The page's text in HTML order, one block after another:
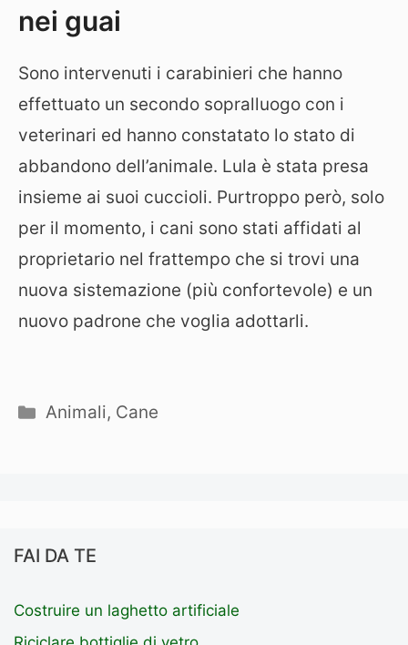
nei guai
Sono intervenuti i carabinieri che hanno
effettuato un secondo sopralluogo con i
veterinari ed hanno constatato lo stato di
abbandono dell’animale. Lula è stata presa
insieme ai suoi cuccioli. Purtroppo però, solo
per il momento, i cani sono stati affidati al
proprietario nel frattempo che si trovi una
nuova sistemazione (più confortevole) e un
nuovo padrone che voglia adottarli.
Categorie
Animali, Cane
FAI DA TE
Costruire un laghetto artificiale